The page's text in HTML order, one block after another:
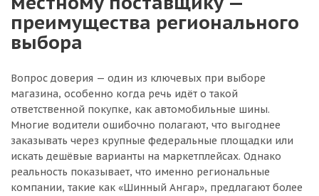
преимущества регионального
выбора
Вопрос доверия — один из ключевых при выборе
магазина, особенно когда речь идёт о такой
ответственной покупке, как автомобильные шины.
Многие водители ошибочно полагают, что выгоднее
заказывать через крупные федеральные площадки или
искать дешёвые варианты на маркетплейсах. Однако
реальность показывает, что именно региональные
компании, такие как «Шинный Ангар», предлагают более